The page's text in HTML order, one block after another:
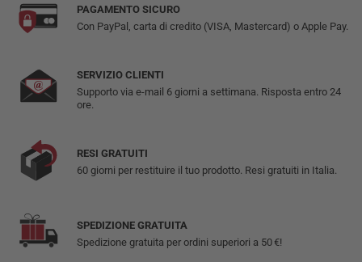
PAGAMENTO SICURO
Con PayPal, carta di credito (VISA, Mastercard) o Apple Pay.
SERVIZIO CLIENTI
Supporto via e-mail 6 giorni a settimana. Risposta entro 24
ore.
RESI GRATUITI
60 giorni per restituire il tuo prodotto. Resi gratuiti in Italia.
SPEDIZIONE GRATUITA
Spedizione gratuita per ordini superiori a 50 €!